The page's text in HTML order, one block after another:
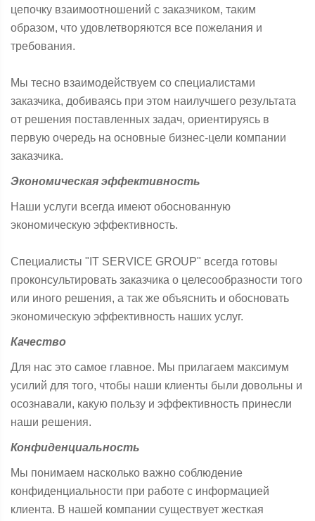
цепочку взаимоотношений с заказчиком, таким
образом, что удовлетворяются все пожелания и
требования.
Мы тесно взаимодействуем со специалистами
заказчика, добиваясь при этом наилучшего результата
от решения поставленных задач, ориентируясь в
первую очередь на основные бизнес-цели компании
заказчика.
Экономическая эффективность
Наши услуги всегда имеют обоснованную
экономическую эффективность.
Специалисты "IT SERVICE GROUP" всегда готовы
проконсультировать заказчика о целесообразности того
или иного решения, а так же объяснить и обосновать
экономическую эффективность наших услуг.
Качество
Для нас это самое главное. Мы прилагаем максимум
усилий для того, чтобы наши клиенты были довольны и
осознавали, какую пользу и эффективность принесли
наши решения.
Конфиденциальность
Мы понимаем насколько важно соблюдение
конфиденциальности при работе с информацией
клиента. В нашей компании существует жесткая